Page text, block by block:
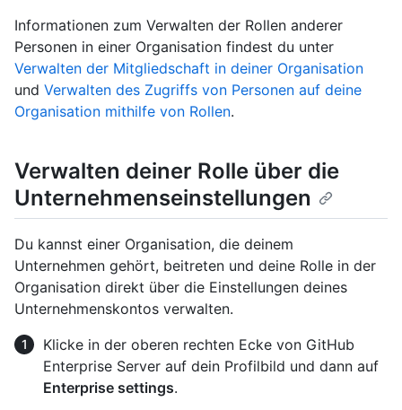
Informationen zum Verwalten der Rollen anderer
Personen in einer Organisation findest du unter
Verwalten der Mitgliedschaft in deiner Organisation
und Verwalten des Zugriffs von Personen auf deine
Organisation mithilfe von Rollen.
Verwalten deiner Rolle über die
Unternehmenseinstellungen
Du kannst einer Organisation, die deinem
Unternehmen gehört, beitreten und deine Rolle in der
Organisation direkt über die Einstellungen deines
Unternehmenskontos verwalten.
Klicke in der oberen rechten Ecke von GitHub
Enterprise Server auf dein Profilbild und dann auf
Enterprise settings.